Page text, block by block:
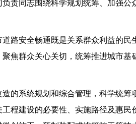
责同志围绕科学规划统筹、加强公
路安全畅通既是关系群众利益的民
焦群众关心关切，统筹推进城市基
的系统规划和综合管理，科学统筹
程建设的必要性、实施路径及惠民